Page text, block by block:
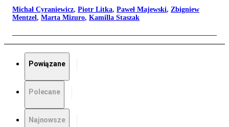
Michał Cyraniewicz, Piotr Litka, Paweł Majewski, Zbigniew
Mentzel, Marta Mizuro, Kamilla Staszak
Powiązane
Polecane
Najnowsze